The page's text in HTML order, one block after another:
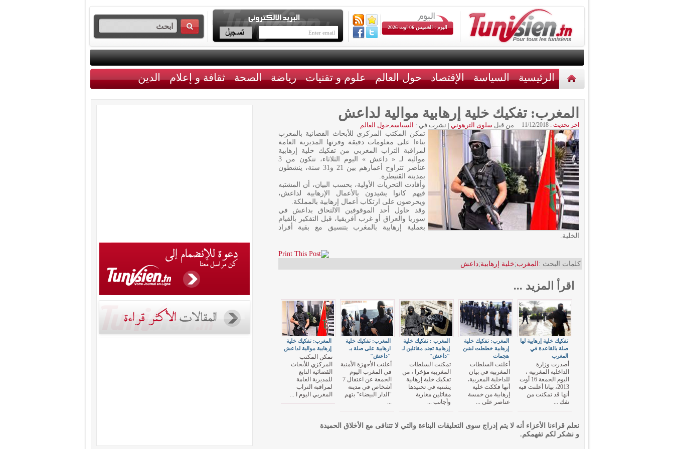
اليوم : الخميس 06 اوت 2026
الرئيسية السياسة الإقتصاد حول العالم علوم و تقنيات رياضة الصحة ثقافة و إعلام الدين
المغرب: تفكيك خلية إرهابية موالية لداعش
اخر تحديث : 11/12/2018 من قبل سلوى الترهوني | نشرت في : السياسة,حول العالم
تمكن المكتب المركزي للأبحاث القضائية بالمغرب
بناءا على معلومات دقيقة وفرتها المديرية العامة
لمراقبة التراب المغربي من تفكيك خلية إرهابية
موالية لـ « داعش » اليوم الثلاثاء، تتكون من 3
عناصر تتراوح أعمارهم بين 21 و31 سنة، ينشطون
بمدينة القنيطرة.
وأفادت التحريات الأولية، بحسب البيان، أن المشتبه
فيهم كانوا يشيدون بالأعمال الإرهابية لداعش،
ويحرضون على ارتكاب أعمال إرهابية بالمملكة.
وقد حاول أحد الموقوفين الالتحاق بداعش في
سوريا والعراق أو غرب أفريقيا، قبل التفكير بالقيام
بعملية إرهابية بالمغرب بتنسيق مع بقية أفراد
الخلية.
كلمات البحث : المغرب;خلية إرهابية;داعش
اقرأ المزيد ...
المغرب: تفكيك خلية
إرهابية موالية لداعش
تمكن المكتب
المركزي للأبحاث
القضائية التابع
للمديرية العامة
لمراقبة التراب
المغربي اليوم ا ...
المغرب: تفكيك خلية
ارهابية على صلة بـ
"داعش"
أعلنت الأجهزة الأمنية
في المغرب اليوم
الجمعة عن اعتقال 7
أشخاص في مدينة
"الدار البيضاء" بتهم
...
المغرب : تفكيك خلية
إرهابية تجند مقاتلين لـ
"داعش"
تمكنت السلطات
المغربية مؤخرا ، من
تفكيك خلية إرهابية
يشتبه في تجنيدها
مقاتلين مغاربة
وأجانب ...
المغرب: تفكيك خلية
إرهابية خططت لشن
هجمات
أعلنت السلطات
المغربية في بيان
للداخلية المغربية،
أنها فككت خلية
إرهابية من خمسة
عناصر على ...
تفكيك خلية إرهابية لها
صلة بالقاعدة في
المغرب
أصدرت وزارة
الداخلية المغربية ،
اليوم الجمعة 16 أوت
2013، بيانا أعلنت فيه
أنها قد تمكنت من
تفك ...
نعلم قراءنا الأعزاء أنه لا يتم إدراج سوى التعليقات البناءة والتي لا تتنافى مع الأخلاق الحميدة
و نشكر لكم تفهمكم.